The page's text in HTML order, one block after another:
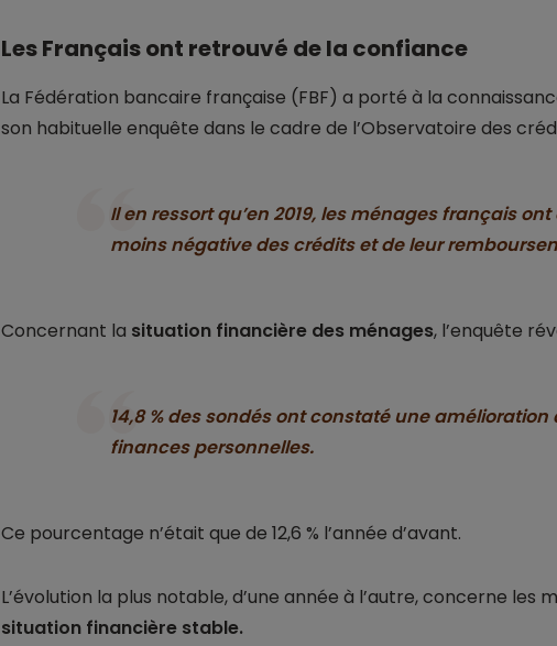
Les Français ont retrouvé de la confiance
La Fédération bancaire française (FBF) a porté à la
son habituelle enquête dans le cadre de l’Observatoire des
Il en ressort qu’en 2019, les ménages français
moins négative des crédits et de leur
Concernant la situation financière des ménages, l’enquête
14,8 % des sondés ont constaté une amélioration
finances personnelles.
Ce pourcentage n’était que de 12,6 % l’année d’avant.
L’évolution la plus notable, d’une année à l’autre, concerne les
situation financière stable.